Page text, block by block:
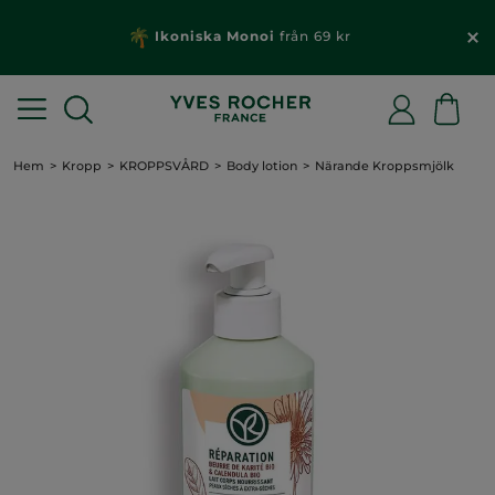
Ikoniska Monoi från 69 kr
Hem Kropp KROPPSVÅRD Body lotion Närande Kroppsmjölk